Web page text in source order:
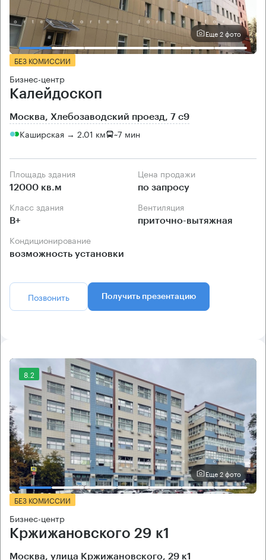
Еще 2 фото
БЕЗ КОМИССИИ
Бизнес-центр
Калейдоскоп
Москва, Хлебозаводский проезд, 7 с9
Каширская → 2.01 км ~7 мин
Площадь здания
12000 кв.м
Цена продажи
по запросу
Класс здания
B+
Вентиляция
приточно-вытяжная
Кондиционирование
возможность установки
Позвонить Получить презентацию
8.2
Еще 2 фото
БЕЗ КОМИССИИ
Бизнес-центр
Кржижановского 29 к1
Москва, улица Кржижановского, 29 к1